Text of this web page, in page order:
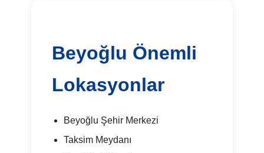
Beyoğlu Önemli
Lokasyonlar
Beyoğlu Şehir Merkezi
Taksim Meydanı